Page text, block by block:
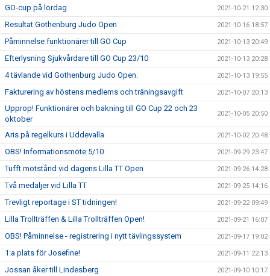
GO-cup på lördag 2021-10-21 12:30
Resultat Gothenburg Judo Open 2021-10-16 18:57
Påminnelse funktionärer till GO Cup 2021-10-13 20:49
Efterlysning Sjukvårdare till GO Cup 23/10 2021-10-13 20:28
4 tävlande vid Gothenburg Judo Open. 2021-10-13 19:55
Fakturering av höstens medlems och träningsavgift 2021-10-07 20:13
Upprop! Funktionärer och bakning till GO Cup 22 och 23
oktober
2021-10-05 20:50
Aris på regelkurs i Uddevalla 2021-10-02 20:48
OBS! Informationsmöte 5/10 2021-09-29 23:47
Tufft motstånd vid dagens Lilla TT Open 2021-09-26 14:28
Två medaljer vid Lilla TT 2021-09-25 14:16
Trevligt reportage i ST tidningen! 2021-09-22 09:49
Lilla Trollträffen & Lilla Trollträffen Open! 2021-09-21 16:07
OBS! Påminnelse - registrering i nytt tävlingssystem 2021-09-17 19:02
1:a plats för Josefine! 2021-09-11 22:13
Jossan åker till Lindesberg 2021-09-10 10:17